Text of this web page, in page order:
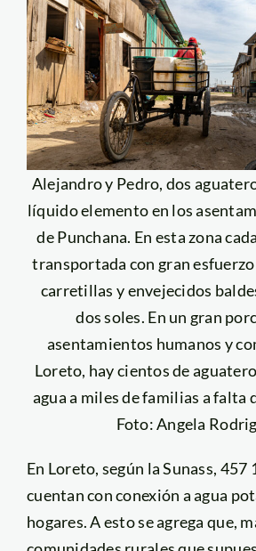
Alejandro y Pedro, dos
líquido elemento en los
de Punchana. En esta zona
transportada con gran esfuerzo
carretillas y envejecidos
dos soles. En un gran
asentamientos humanos y
Loreto, hay cientos de
agua a miles de familias a falta
Foto: Angela
En Loreto, según la Sunass, 457
cuentan con conexión a agua
hogares. A esto se agrega que,